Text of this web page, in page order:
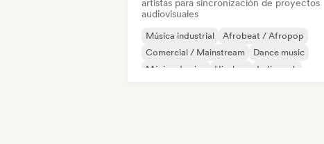
artistas para sincronización de proyectos
audiovisuales
Música industrial
Afrobeat / Afropop
Comercial / Mainstream
Dance music
Música de cine
Hip-hop
Indie rock